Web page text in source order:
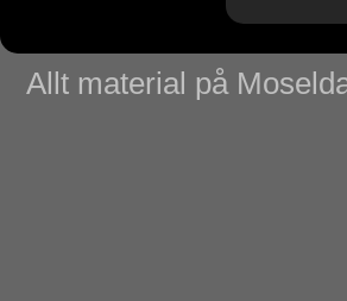
Allt material på